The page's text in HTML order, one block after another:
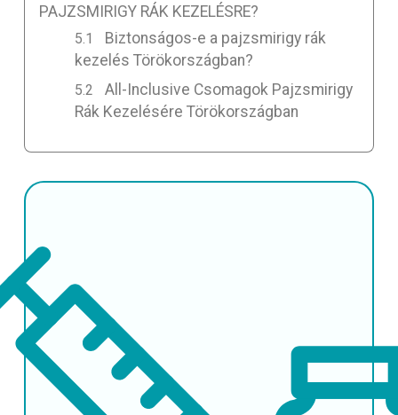
PAJZSMIRIGY RÁK KEZELÉSRE?
Biztonságos-e a pajzsmirigy rák
kezelés Törökországban?
All-Inclusive Csomagok Pajzsmirigy
Rák Kezelésére Törökországban